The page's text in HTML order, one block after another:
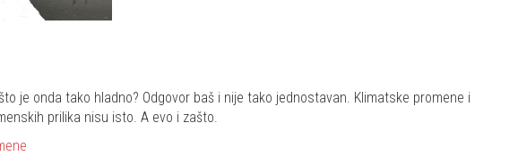
je onda tako hladno? Odgovor baš i nije tako jednostavan. Klimatske promene i
prilika nisu isto. A evo i zašto.